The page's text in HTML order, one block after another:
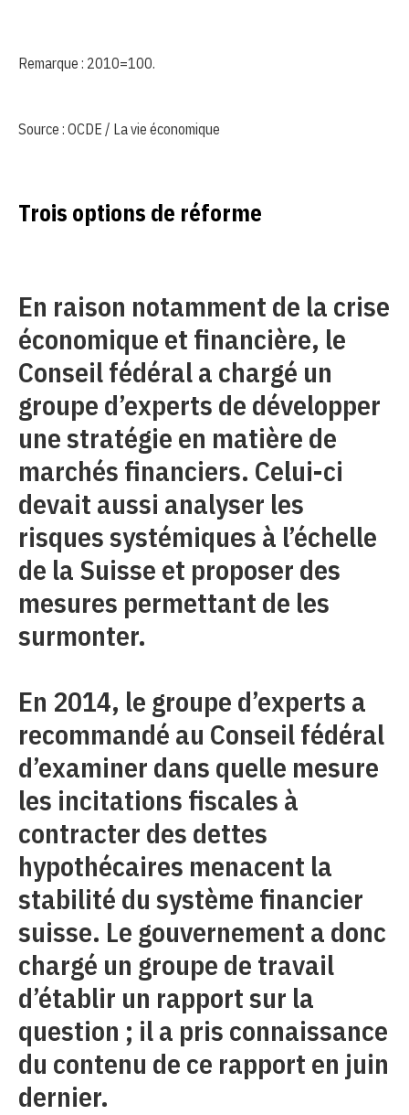
Remarque : 2010=100.
Source : OCDE / La vie économique
Trois options de réforme
En raison notamment de la crise
économique et financière, le
Conseil fédéral a chargé un
groupe d’experts de développer
une stratégie en matière de
marchés financiers. Celui-ci
devait aussi analyser les
risques systémiques à l’échelle
de la Suisse et proposer des
mesures permettant de les
surmonter.
En 2014, le groupe d’experts a
recommandé au Conseil fédéral
d’examiner dans quelle mesure
les incitations fiscales à
contracter des dettes
hypothécaires menacent la
stabilité du système financier
suisse. Le gouvernement a donc
chargé un groupe de travail
d’établir un rapport sur la
question ; il a pris connaissance
du contenu de ce rapport en juin
dernier.